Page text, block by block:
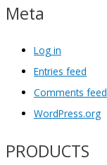
Meta
Log in
Entries feed
Comments feed
WordPress.org
PRODUCTS